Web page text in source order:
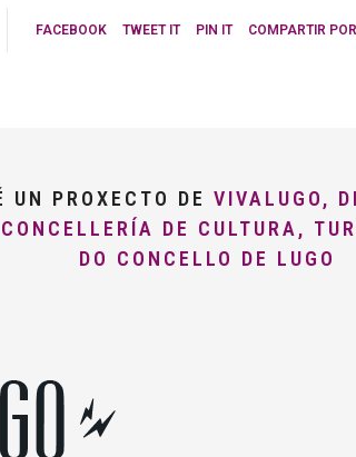
FACEBOOK TWEET IT PIN IT COMPARTIR
PROXECTO DE VIVALUGO,
CONCELLERÍA DE CULTURA,
DO CONCELLO DE LUGO